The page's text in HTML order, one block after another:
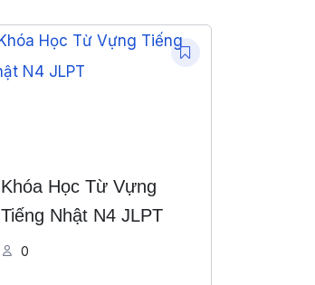
Khóa Học Từ Vựng
Tiếng Nhật N4 JLPT
0